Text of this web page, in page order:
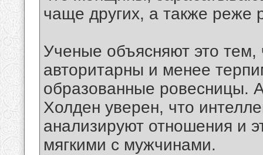
чаще других, а также реже
Ученые объясняют это
авторитарны и менее
образованные ровесницы.
Холден уверен, что
анализируют отношения и
мягкими с мужчинами.